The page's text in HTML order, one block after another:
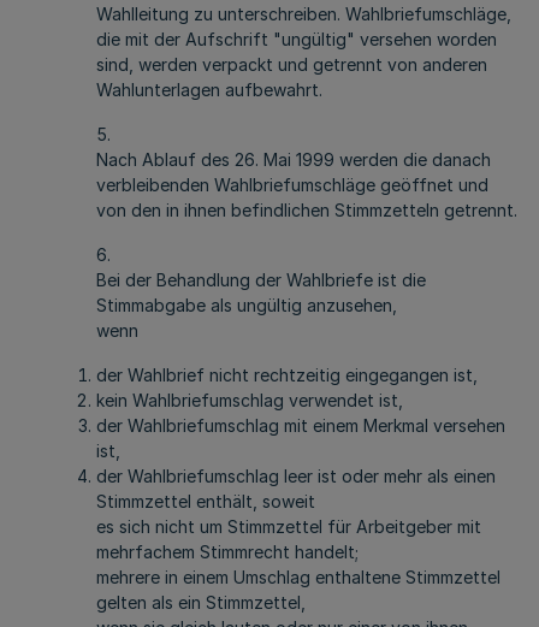
Wahlleitung zu unterschreiben. Wahlbriefumschläge,
die mit der Aufschrift "ungültig" versehen worden
sind, werden verpackt und getrennt von anderen
Wahlunterlagen aufbewahrt.
5.
Nach Ablauf des 26. Mai 1999 werden die danach
verbleibenden Wahlbriefumschläge geöffnet und
von den in ihnen befindlichen Stimmzetteln getrennt.
6.
Bei der Behandlung der Wahlbriefe ist die
Stimmabgabe als ungültig anzusehen,
wenn
der Wahlbrief nicht rechtzeitig eingegangen ist,
kein Wahlbriefumschlag verwendet ist,
der Wahlbriefumschlag mit einem Merkmal versehen
ist,
der Wahlbriefumschlag leer ist oder mehr als einen
Stimmzettel enthält, soweit
es sich nicht um Stimmzettel für Arbeitgeber mit
mehrfachem Stimmrecht handelt;
mehrere in einem Umschlag enthaltene Stimmzettel
gelten als ein Stimmzettel,